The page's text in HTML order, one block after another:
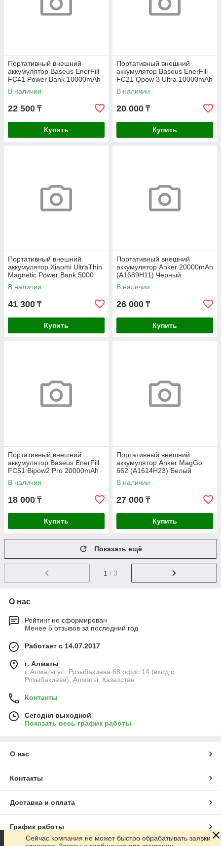
Портативный внешний
аккумулятор Baseus EnerFill
FC41 Power Bank 10000mAh
67W Cosmic Black
В наличии
22 500 ₸
Купить
Портативный внешний
аккумулятор Baseus EnerFill
FC21 Qpow 3 Ultra 10000mAh
45W Galaxy Blue (E0027Q03
В наличии
20 000 ₸
Купить
Портативный внешний
аккумулятор Xiaomi UltraThin
Magnetic Power Bank 5000
15W GL Radiant Orange
В наличии
41 300 ₸
Купить
Портативный внешний
аккумулятор Anker 20000mAh
(A1689H11) Черный
В наличии
26 000 ₸
Купить
Портативный внешний
аккумулятор Baseus EnerFill
FC51 Bipow2 Pro 20000mAh
22.5W Black (E0027701)
В наличии
18 000 ₸
Купить
Портативный внешний
аккумулятор Anker MagGo
662 (A1614H23) Белый
В наличии
27 000 ₸
Купить
Показать ещё
1 / 3
О нас
Рейтинг не сформирован
Менее 5 отзывов за последний год
Работает с 14.07.2017
г. Алматы
г. Алматы ул. Розыбакиева 68 офис 14 (вход с
Розыбакиева), Алматы, Казахстан
Контакты
Сегодня выходной
Показать весь график работы
О нас
Контакты
Доставка и оплата
График работы
Сейчас компания не может быстро обрабатывать заявки